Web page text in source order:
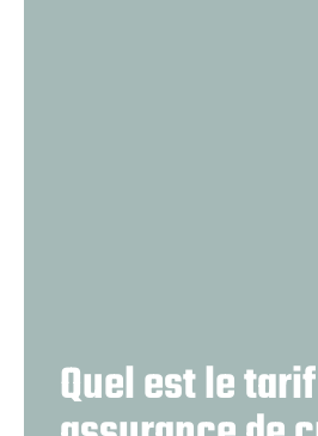
Quel est le